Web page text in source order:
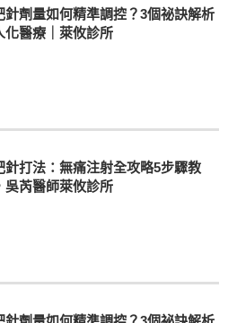
針劑量如何精準調控？3個祕訣解析
化醫療｜萊攸診所
針打法：無痛注射全攻略5步驟教
吳芮醫師萊攸診所